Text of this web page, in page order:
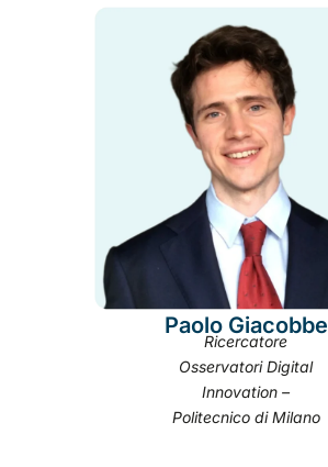
Paolo Giacobbe
Ricercatore
Osservatori Digital
Innovation –
Politecnico di Milano